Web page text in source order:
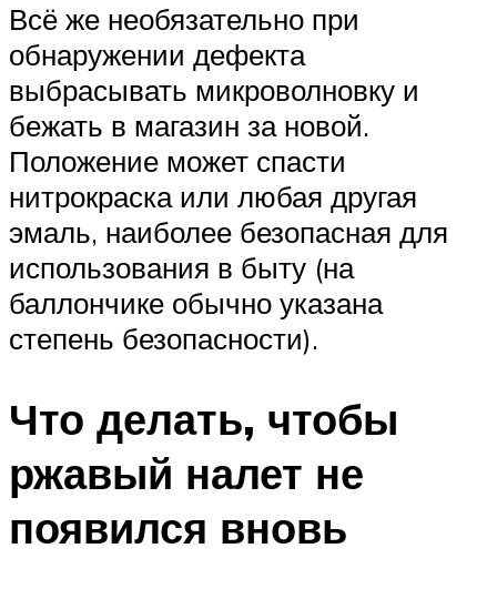
Всё же необязательно при
обнаружении дефекта
выбрасывать микроволновку и
бежать в магазин за новой.
Положение может спасти
нитрокраска или любая другая
эмаль, наиболее безопасная для
использования в быту (на
баллончике обычно указана
степень безопасности).
Что делать, чтобы
ржавый налет не
появился вновь